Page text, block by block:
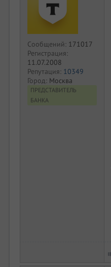
Сообщений: 171017
Регистрация:
11.07.2008
Репутация: 10349
Город: Москва
ПРЕДСТАВИТЕЛЬ
БАНКА